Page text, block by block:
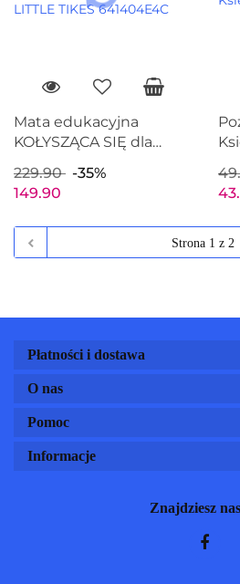
Mata edukacyjna
KOŁYSZĄCA SIĘ dla
641404E4C
229.90
-35%
149.90
Płatności i dostawa
O nas
Pomoc
Informacje
Znajdziesz